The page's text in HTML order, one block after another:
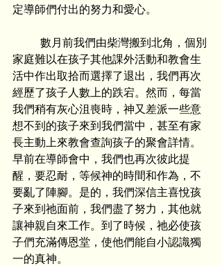
定導師們付出的努力和愛心。
家庭難以在孩子其他課外活動和教會生
活中作出取拾而選擇了退出，我們再次
經歷了孩子人數上的跌宕。然而，每當
我們稍有灰心沮喪時，神又差派一些意
想不到的孩子來到我們當中，甚至有家
長主動上來教會查詢孩子的聚會詳情。
早前在導師會中，我們也再次彼此提
醒，要忍耐，等候神的時間和作為，不
要亂了陣腳。是的，我們深信主喜悅孩
子來到祂面前，我們盡了努力，其他就
讓神親自來工作。到了時候，祂必使孩
子們充滿傳恩堂，使他們能自小認識獨
一的真神。